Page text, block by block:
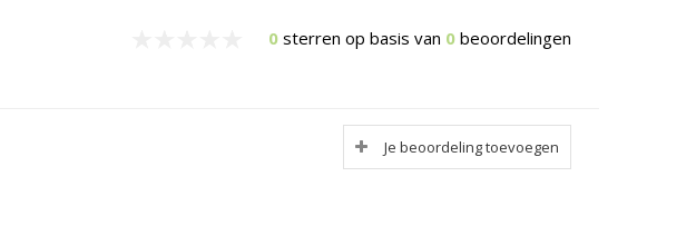
0 sterren op basis van 0 beoordelingen
Je beoordeling toevoegen